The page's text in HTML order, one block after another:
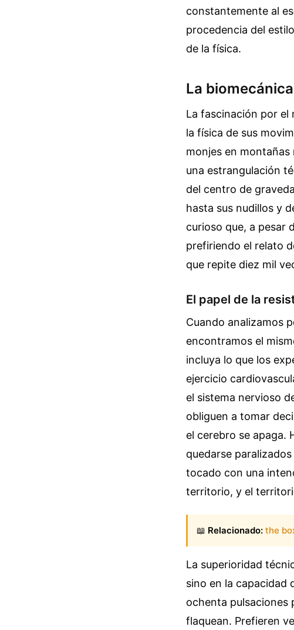
constantemente al
procedencia del
de la física.
La
La fascinación por el
la física de sus
monjes en
una estrangulación
del centro de
hasta sus nudillos y
curioso que, a pesar
prefiriendo el relato
que repite diez mil
El papel de la
Cuando analizamos
encontramos el
incluya lo que los
ejercicio
el sistema nervioso
obliguen a tomar
el cerebro se apaga.
quedarse
tocado con una
territorio, y el
📖 Relacionado: the
La superioridad
sino en la capacidad
ochenta pulsaciones
flaquean. Prefieren